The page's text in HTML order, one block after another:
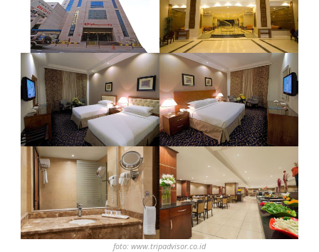
foto: www.tripadvisor.co.id